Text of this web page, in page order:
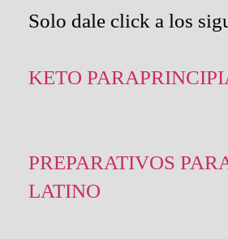
Solo dale click a los
KETO
PREPARATIVOS
LATINO